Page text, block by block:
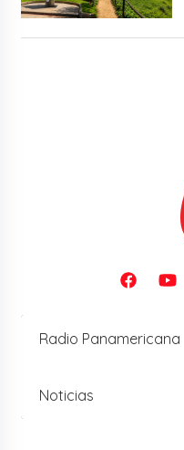
Radio Panamericana
Noticias